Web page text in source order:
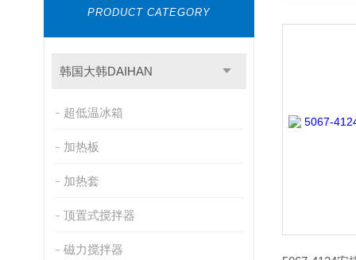
PRODUCT CATEGORY
韩国大韩DAIHAN
超低温冰箱
加热板
加热套
顶置式搅拌器
磁力搅拌器